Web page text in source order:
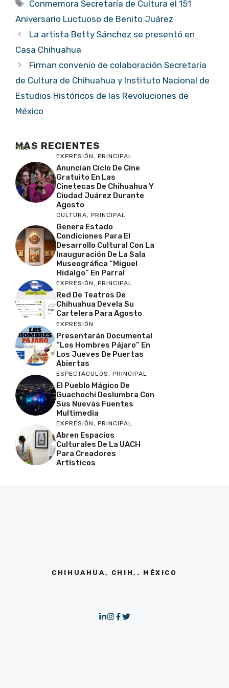
Conmemora Secretaría de Cultura el 151
Aniversario Luctuoso de Benito Juárez
La artista Betty Sánchez se presentó en
Casa Chihuahua
Firman convenio de colaboración Secretaría
de Cultura de Chihuahua y Instituto Nacional de
Estudios Históricos de las Revoluciones de
México
MAS RECIENTES
Más
EXPRESIÓN , PRINCIPAL
Anuncian Ciclo De Cine
Gratuito En Las
Cinetecas De Chihuahua Y
Ciudad Juárez Durante
Agosto
CULTURA, PRINCIPAL
Genera Estado
Condiciones Para El
Desarrollo Cultural Con La
Inauguración De La Sala
Museográfica “Miguel
Hidalgo” En Parral
EXPRESIÓN, PRINCIPAL
Red De Teatros De
Chihuahua Devela Su
Cartelera Para Agosto
EXPRESIÓN
Presentarán Documental
“Los Hombres Pájaro” En
Los Jueves De Puertas
Abiertas
ESPECTÁCULOS , PRINCIPAL
El Pueblo Mágico De
Guachochi Deslumbra Con
Sus Nuevas Fuentes
Multimedia
EXPRESIÓN , PRINCIPAL
Abren Espacios
Culturales De La UACH
Para Creadores
Artísticos
CHIHUAHUA, CHIH,. MÉXICO